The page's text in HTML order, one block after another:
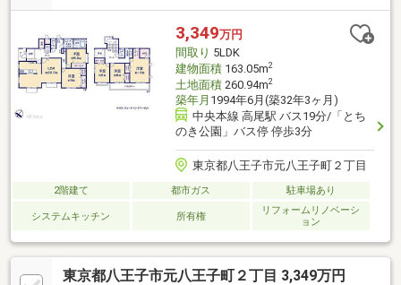
3,349万円
間取り 5LDK
建物面積163.05m2
土地面積260.94m2
築年月 1994年6月(築32年3ヶ月)
中央本線 高尾駅 バス19分/「とち
のき公園」バス停 停歩3分
東京都八王子市元八王子町２丁目
2階建て 都市ガス 駐車場あり
システムキッチン 所有権
リフォームリノベーシ
ョン
東京都八王子市元八王子町２丁目 3,349万円